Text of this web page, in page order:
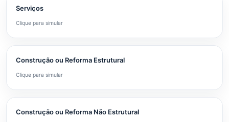
Serviços
Clique para simular
Construção ou Reforma Estrutural
Clique para simular
Construção ou Reforma Não Estrutural